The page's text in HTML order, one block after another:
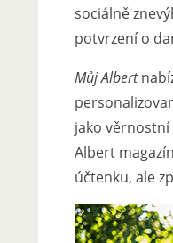
sociálně
potvrzení o
Můj Albert
jako
Albert
účtenku, ale